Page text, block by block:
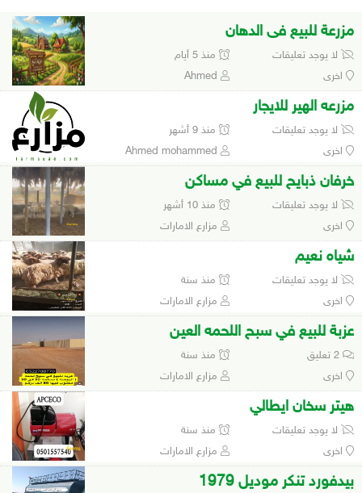
مزرعة للبيع فى الدهان
لا يوجد تعليقات
منذ 5 أيام
اخرى
مزرعه الهير للايجار
لا يوجد تعليقات
منذ 9 أشهر
اخرى
خرفان ذبايح للبيع في مساكن
لا يوجد تعليقات
منذ 10 أشهر
اخرى
مزارع الامارات
شياه نعيم
لا يوجد تعليقات
منذ سنة
اخرى
مزارع الامارات
عزبة للبيع في سبح اللحمه العين
2 تعليق
منذ سنة
اخرى
مزارع الامارات
هيتر سخان ايطالي
لا يوجد تعليقات
منذ سنة
اخرى
مزارع الامارات
بيدفورد تنكر موديل 1979